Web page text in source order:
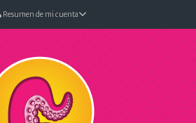
Resumen de mi cuenta